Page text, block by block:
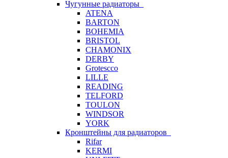
Чугунные радиаторы
ATENA
BARTON
BOHEMIA
BRISTOL
CHAMONIX
DERBY
Grotescco
LILLE
READING
TELFORD
TOULON
WINDSOR
YORK
Кронштейны для радиаторов
Rifar
KERMI